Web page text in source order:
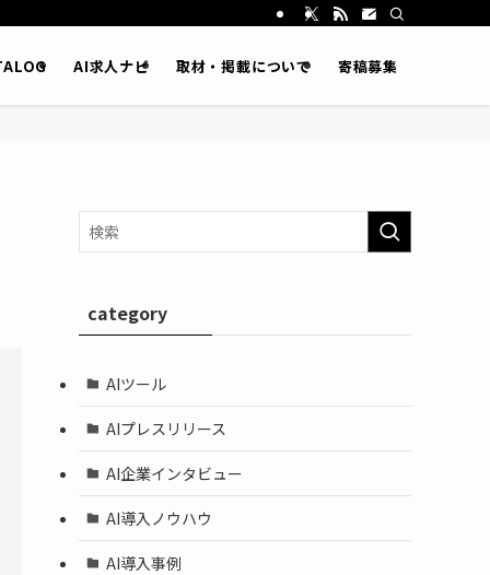
AI求人ナビ 取材・掲載について 寄稿募集
category
AIツール
AIプレスリリース
AI企業インタビュー
AI導入ノウハウ
AI導入事例